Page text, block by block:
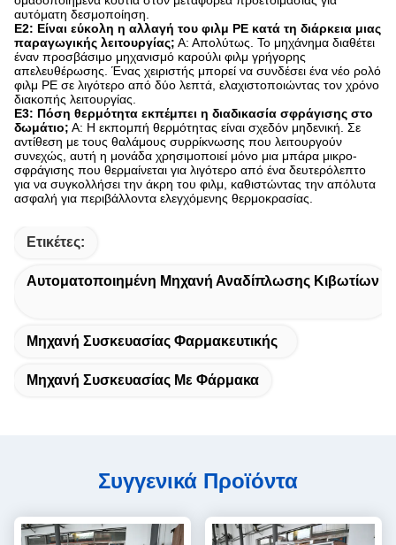
αυτόματη δεσμοποίηση.
Ε2: Είναι εύκολη η αλλαγή του φιλμ PE κατά τη διάρκεια μιας
παραγωγικής λειτουργίας; Α: Απολύτως. Το μηχάνημα διαθέτει
έναν προσβάσιμο μηχανισμό καρούλι φιλμ γρήγορης
απελευθέρωσης. Ένας χειριστής μπορεί να συνδέσει ένα νέο ρολό
φιλμ PE σε λιγότερο από δύο λεπτά, ελαχιστοποιώντας τον χρόνο
διακοπής λειτουργίας.
Ε3: Πόση θερμότητα εκπέμπει η διαδικασία σφράγισης στο
δωμάτιο; Α: Η εκπομπή θερμότητας είναι σχεδόν μηδενική. Σε
αντίθεση με τους θαλάμους συρρίκνωσης που λειτουργούν
συνεχώς, αυτή η μονάδα χρησιμοποιεί μόνο μια μπάρα μικρο-
σφράγισης που θερμαίνεται για λιγότερο από ένα δευτερόλεπτο
για να συγκολλήσει την άκρη του φιλμ, καθιστώντας την απόλυτα
ασφαλή για περιβάλλοντα ελεγχόμενης θερμοκρασίας.
Ετικέτες:
Αυτοματοποιημένη Μηχανή Αναδίπλωσης Κιβωτίων
Μηχανή Συσκευασίας Φαρμακευτικής
Μηχανή Συσκευασίας Με Φάρμακα
Συγγενικά Προϊόντα